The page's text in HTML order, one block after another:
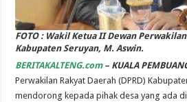
FOTO : Wakil Ketua II Dewan
Kabupaten Seruyan, M. Aswin.
BERITAKALTENG.com– KUALA
Perwakilan Rakyat Daerah (DPRD)
mendorong kepada pihak desa yang ada